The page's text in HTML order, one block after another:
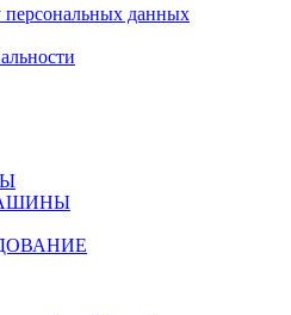
персональных данных